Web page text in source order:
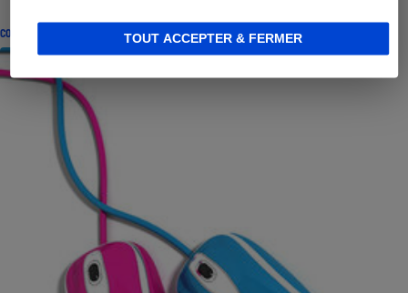
TOUT ACCEPTER & FERMER
CONSEILS